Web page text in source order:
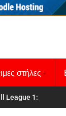
στήλες
1